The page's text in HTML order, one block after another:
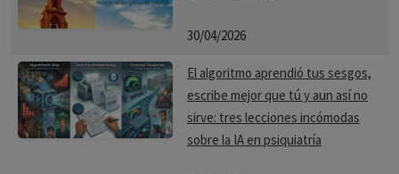
30/04/2026
El algoritmo aprendió tus sesgos,
escribe mejor que tú y aun así no
sirve: tres lecciones incómodas
sobre la IA en psiquiatría